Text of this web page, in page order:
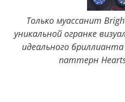
Только муассанит
уникальной огранке
идеального
паттерн